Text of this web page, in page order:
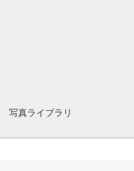
写真ライブラリ